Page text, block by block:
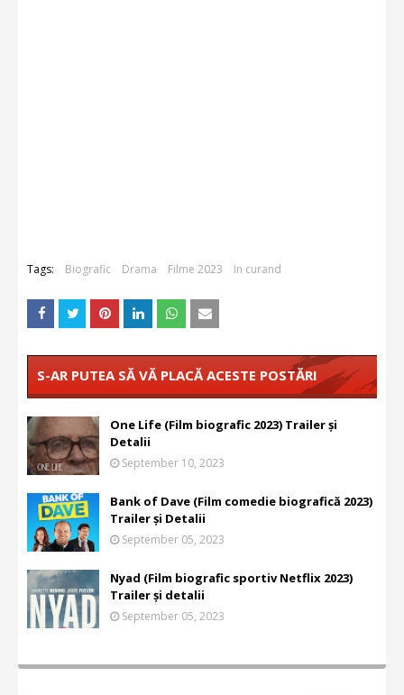
Tags: Biografic Drama Filme 2023 In curand
S-AR PUTEA SĂ VĂ PLACĂ ACESTE POSTĂRI
One Life (Film biografic 2023) Trailer și
Detalii
September 10, 2023
Bank of Dave (Film comedie biografică 2023)
Trailer și Detalii
September 05, 2023
Nyad (Film biografic sportiv Netflix 2023)
Trailer și detalii
September 05, 2023